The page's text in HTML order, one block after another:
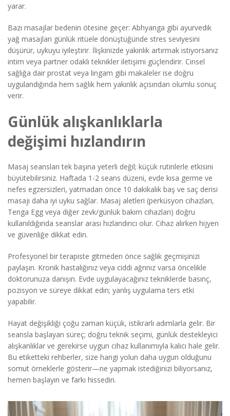
yarar.
Bazı masajlar bedenin ötesine geçer: Abhyanga gibi ayurvedik
yağ masajları günlük ritüele dönüştüğünde stres seviyesini
düşürür, uykuyu iyileştirir. İlişkinizde yakınlık artırmak istiyorsanız
intim veya partner odaklı teknikler iletişimi güçlendirir. Cinsel
sağlığa dair prostat veya lingam gibi makaleler ise doğru
uygulandığında hem sağlık hem yakınlık açısından olumlu sonuç
verir.
Günlük alışkanlıklarla
değişimi hızlandırın
Masaj seansları tek başına yeterli değil; küçük rutinlerle etkisini
büyütebilirsiniz. Haftada 1-2 seans düzeni, evde kısa germe ve
nefes egzersizleri, yatmadan önce 10 dakikalık baş ve saç derisi
masajı daha iyi uyku sağlar. Masaj aletleri (perküsyon cihazları,
Tenga Egg veya diğer zevk/günlük bakım cihazları) doğru
kullanıldığında seanslar arası hızlandırıcı olur. Cihaz alırken hijyen
ve güvenliğe dikkat edin.
Profesyonel bir terapiste gitmeden önce sağlık geçmişinizi
paylaşın. Kronik hastalığınız veya ciddi ağrınız varsa öncelikle
doktorunuza danışın. Evde uygulayacağınız tekniklerde basınç,
pozisyon ve süreye dikkat edin; yanlış uygulama ters etki
yapabilir.
Hayat değişikliği çoğu zaman küçük, istikrarlı adımlarla gelir. Bir
seansla başlayan süreç; doğru teknik seçimi, günlük destekleyici
alışkanlıklar ve gerekirse uygun cihaz kullanımıyla kalıcı hale gelir.
Bu etiketteki rehberler, size hangi yolun daha uygun olduğunu
somut örneklerle gösterir—ne yapmak istediğinizi biliyorsanız,
hemen başlayın ve farkı hissedin.